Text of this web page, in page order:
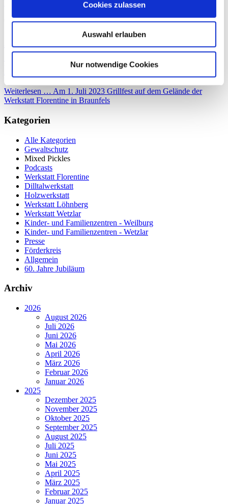
Cookies zulassen
Auswahl erlauben
Nur notwendige Cookies
Lesung Eventwerkstatt Wetzlar
09.05.2023 09:55
Am 1. Juli 2023 Grillfest auf dem
Gelände der Werkstatt Florentine in
Weiterlesen … Am 1. Juli 2023 Grillfest auf dem Gelände der
Werkstatt Florentine in Braunfels
Kategorien
Alle Kategorien
Gewaltschutz
Mixed Pickles
Podcasts
Werkstatt Florentine
Dilltalwerkstatt
Holzwerkstatt
Werkstatt Löhnberg
Werkstatt Wetzlar
Kinder- und Familienzentren - Weilburg
Kinder- und Familienzentren - Wetzlar
Presse
Förderkreis
Allgemein
60. Jahre Jubiläum
Archiv
2026
August 2026
Juli 2026
Juni 2026
Mai 2026
April 2026
März 2026
Februar 2026
Januar 2026
2025
Dezember 2025
November 2025
Oktober 2025
September 2025
August 2025
Juli 2025
Juni 2025
Mai 2025
April 2025
März 2025
Februar 2025
Januar 2025